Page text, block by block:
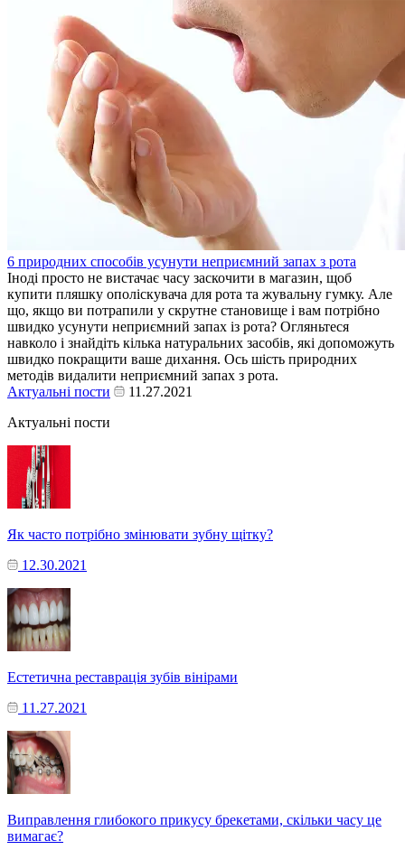
6 природних способів усунути неприємний запах з рота
Іноді просто не вистачає часу заскочити в магазин, щоб
купити пляшку ополіскувача для рота та жувальну гумку. Але
що, якщо ви потрапили у скрутне становище і вам потрібно
швидко усунути неприємний запах із рота? Огляньтеся
навколо і знайдіть кілька натуральних засобів, які допоможуть
швидко покращити ваше дихання. Ось шість природних
методів видалити неприємний запах з рота.
Актуальні пости
11.27.2021
Актуальні пости
Як часто потрібно змінювати зубну щітку?
12.30.2021
Естетична реставрація зубів вінірами
11.27.2021
Виправлення глибокого прикусу брекетами, скільки часу це
вимагає?